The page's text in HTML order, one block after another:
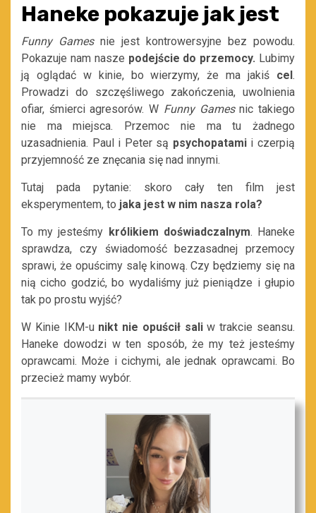
Haneke pokazuje jak jest
Funny Games nie jest kontrowersyjne bez powodu.
Pokazuje nam nasze podejście do przemocy. Lubimy
ją oglądać w kinie, bo wierzymy, że ma jakiś cel.
Prowadzi do szczęśliwego zakończenia, uwolnienia
ofiar, śmierci agresorów. W Funny Gamesnic takiego
nie ma miejsca. Przemoc nie ma tu żadnego
uzasadnienia. Paul i Peter są psychopatamii czerpią
przyjemność ze znęcania się nad innymi.
Tutaj pada pytanie: skoro cały ten film jest
eksperymentem, to jaka jest w nim nasza rola?
To my jesteśmy królikiem doświadczalnym. Haneke
sprawdza, czy świadomość bezzasadnej przemocy
sprawi, że opuścimy salę kinową. Czy będziemy się na
nią cicho godzić, bo wydaliśmy już pieniądze i głupio
tak po prostu wyjść?
W Kinie IKM-u nikt nie opuścił saliw trakcie seansu.
Haneke dowodzi w ten sposób, że my też jesteśmy
oprawcami. Może i cichymi, ale jednak oprawcami. Bo
przecież mamy wybór.